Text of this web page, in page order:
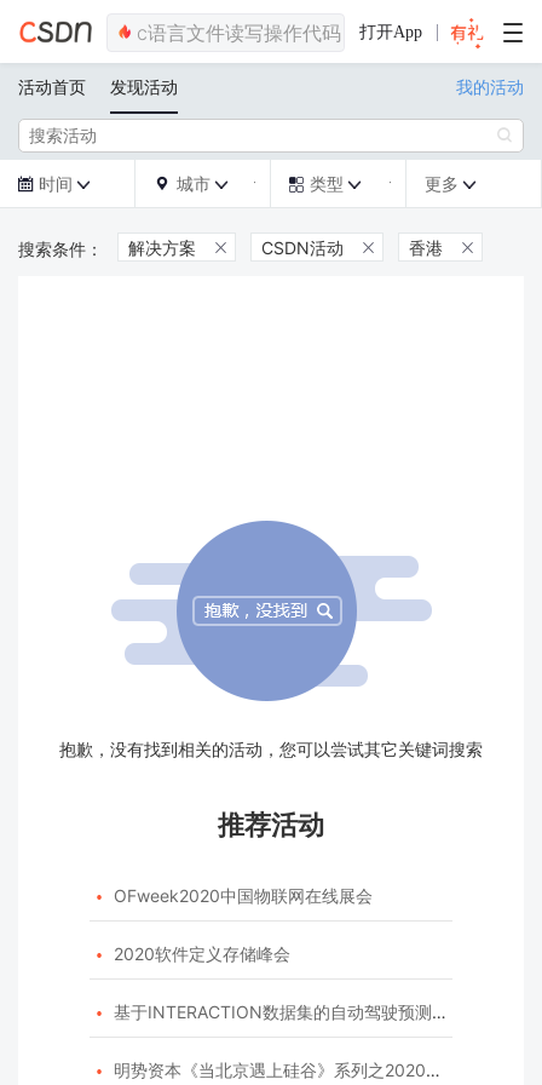
打开App
活动首页 发现活动 我的活动

 时间   城市   类型  更多 
解决方案  CSDN活动  香港 
抱歉，没有找到相关的活动，您可以尝试其它关键词搜索
推荐活动
 OFweek2020中国物联网在线展会
 2020软件定义存储峰会
 基于INTERACTION数据集的自动驾驶预测模型挑战赛
 明势资本《当北京遇上硅谷》系列之2020年度开源峰会